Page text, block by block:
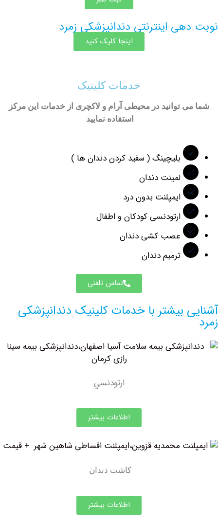
اینترنتی دندانپزشکی زمرد
اینجا کلیک کنید
خدمات کلینیک
توانید در محیطی آرام و لاکچری از خدمات این مرکز
استفاده نمایید
بلیچینگ ( سفید کردن دندان ها )
لمینت دندان
ایمپلنت بدون درد
ارتودنسی کودکان و اطفال
عصب کشی دندان
ترمیم دندان
تماس تلفنی
بیشتر با خدمات کلینیک دندانپزشکی
ارتودنسي
اطلاعات بیشتر
کاشت دندان
اطلاعات بیشتر